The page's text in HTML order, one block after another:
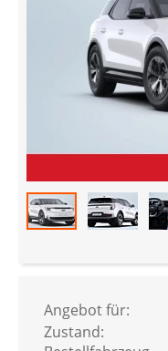
Anfang
Bildergalerie
springen
Angebot für:
Zustand: